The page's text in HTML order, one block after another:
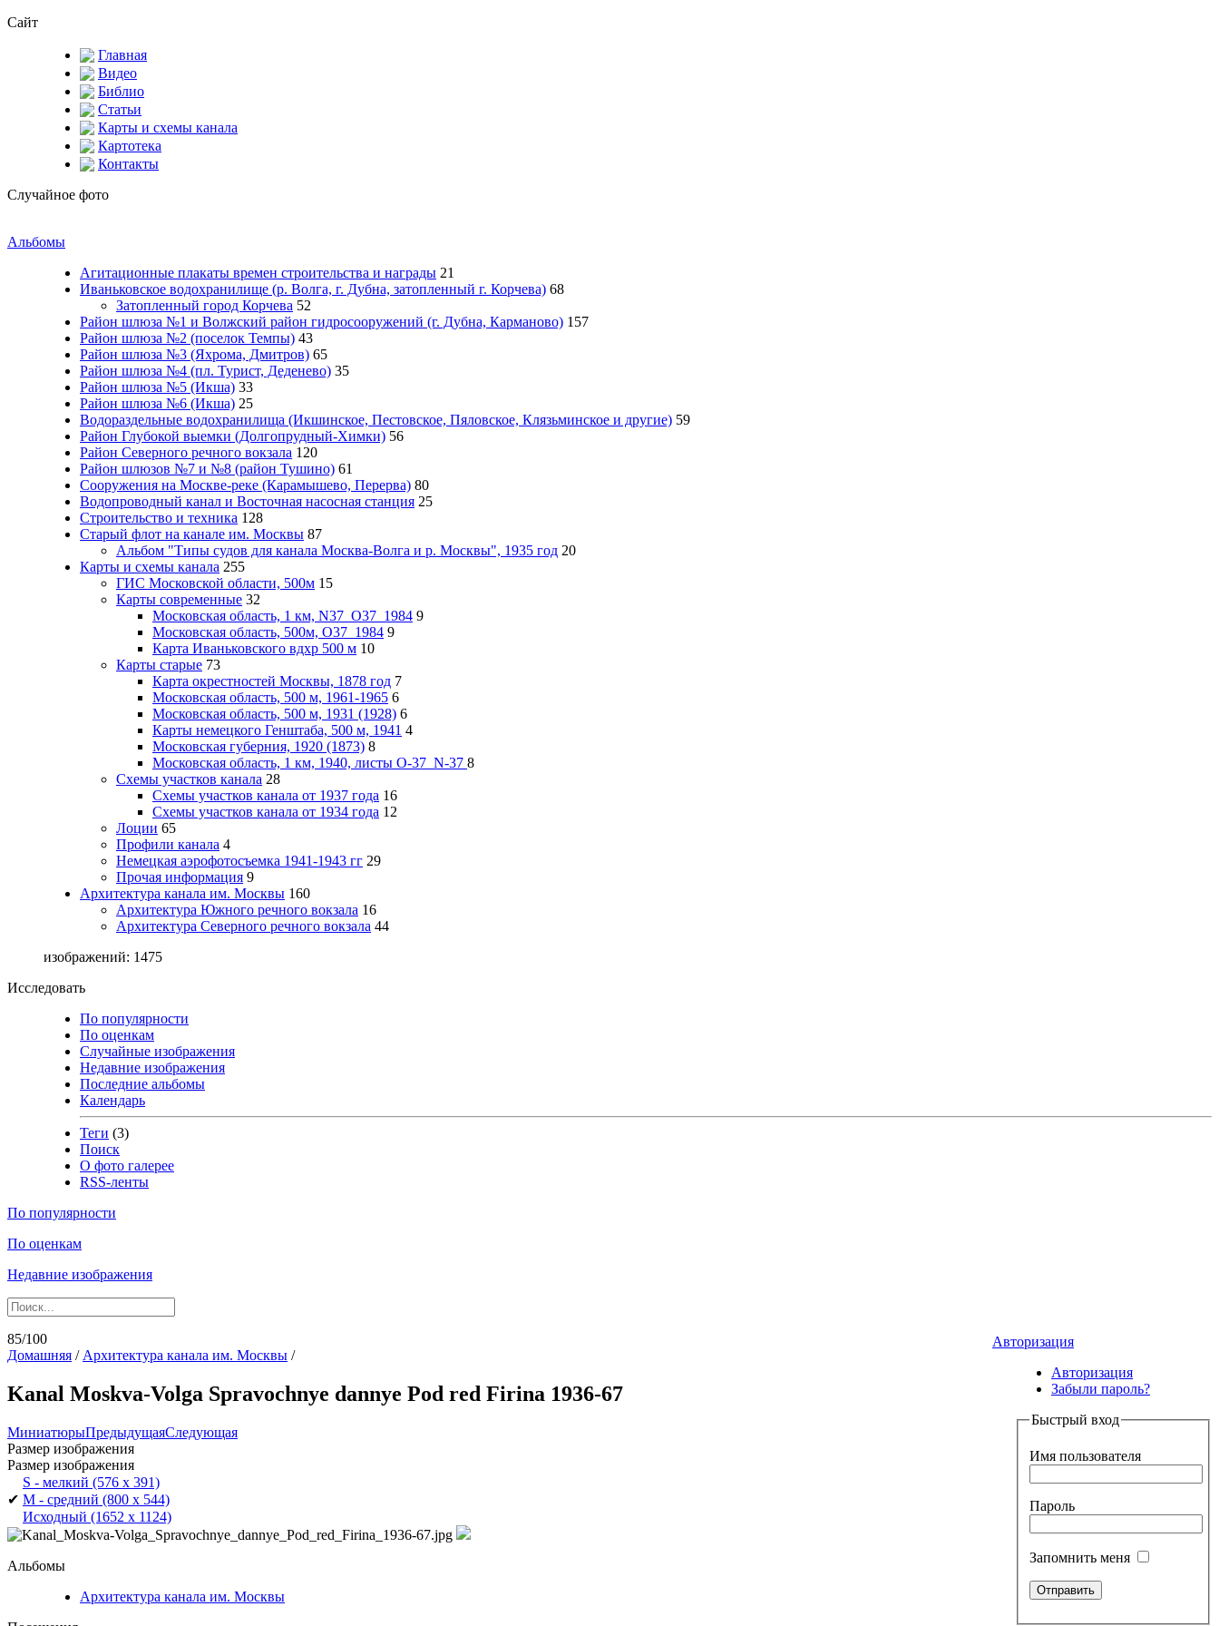
Сайт
Главная
Видео
Библио
Статьи
Карты и схемы канала
Картотека
Контакты
Случайное фото
Альбомы
Агитационные плакаты времен строительства и награды 21
Иваньковское водохранилище (р. Волга, г. Дубна, затопленный г. Корчева) 68
Затопленный город Корчева 52
Район шлюза №1 и Волжский район гидросооружений (г. Дубна, Карманово) 157
Район шлюза №2 (поселок Темпы) 43
Район шлюза №3 (Яхрома, Дмитров) 65
Район шлюза №4 (пл. Турист, Деденево) 35
Район шлюза №5 (Икша) 33
Район шлюза №6 (Икша) 25
Водораздельные водохранилища (Икшинское, Пестовское, Пяловское, Клязьминское и другие) 59
Район Глубокой выемки (Долгопрудный-Химки) 56
Район Северного речного вокзала 120
Район шлюзов №7 и №8 (район Тушино) 61
Сооружения на Москве-реке (Карамышево, Перерва) 80
Водопроводный канал и Восточная насосная станция 25
Строительство и техника 128
Старый флот на канале им. Москвы 87
Альбом "Типы судов для канала Москва-Волга и р. Москвы", 1935 год 20
Карты и схемы канала 255
ГИС Московcкой области, 500м 15
Карты современные 32
Московская область, 1 км, N37_O37_1984 9
Московская область, 500м, О37_1984 9
Карта Иваньковского вдхр 500 м 10
Карты старые 73
Карта окрестностей Москвы, 1878 год 7
Московская область, 500 м, 1961-1965 6
Московская область, 500 м, 1931 (1928) 6
Карты немецкого Генштаба, 500 м, 1941 4
Московская губерния, 1920 (1873) 8
Московская область, 1 км, 1940, листы О-37_N-37 8
Схемы участков канала 28
Схемы участков канала от 1937 года 16
Схемы участков канала от 1934 года 12
Лоции 65
Профили канала 4
Немецкая аэрофотосъемка 1941-1943 гг 29
Прочая информация 9
Архитектура канала им. Москвы 160
Архитектура Южного речного вокзала 16
Архитектура Северного речного вокзала 44
изображений: 1475
Исследовать
По популярности
По оценкам
Случайные изображения
Недавние изображения
Последние альбомы
Календарь
Теги (3)
Поиск
О фото галерее
RSS-ленты
По популярности
По оценкам
Недавние изображения
Авторизация
Авторизация
Забыли пароль?
Быстрый вход
Имя пользователя
Пароль
Запомнить меня
85/100
Домашняя / Архитектура канала им. Москвы /
Kanal Moskva-Volga Spravochnye dannye Pod red Firina 1936-67
МиниатюрыПредыдущаяСледующая
Размер изображения
Размер изображения
S - мелкий (576 x 391)
✔ M - средний (800 x 544)
Исходный (1652 x 1124)
Альбомы
Архитектура канала им. Москвы